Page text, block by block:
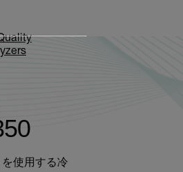
使用する冷